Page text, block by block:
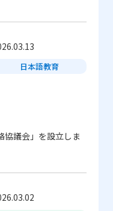
日本語教育
協議会」を設立しま